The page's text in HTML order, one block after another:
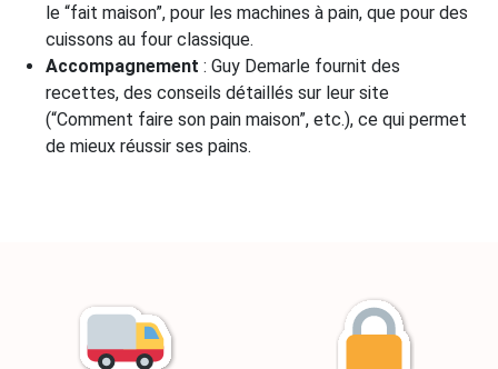
le “fait maison”, pour les machines à pain, que pour des
cuissons au four classique.
Accompagnement : Guy Demarle fournit des
recettes, des conseils détaillés sur leur site
(“Comment faire son pain maison”, etc.), ce qui permet
de mieux réussir ses pains.